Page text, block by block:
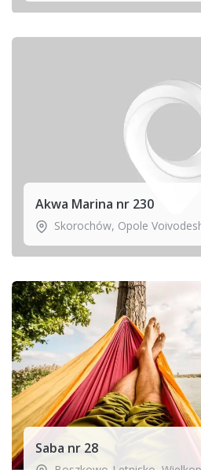
Akwa Marina nr 230
Skorochów, Opole
Saba nr 28